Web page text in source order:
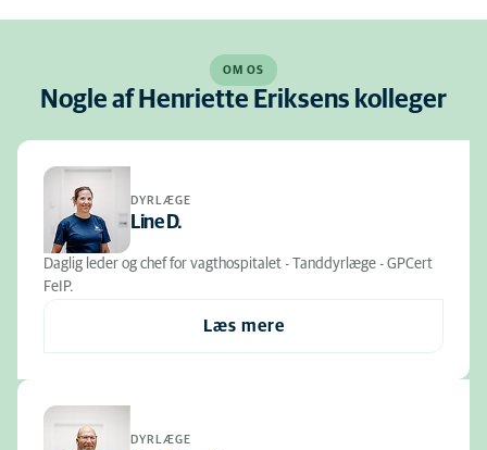
OM OS
Nogle af Henriette Eriksens kolleger
DYRLÆGE
Line D.
Daglig leder og chef for vagthospitalet - Tanddyrlæge - GPCert
FeIP.
Læs mere
DYRLÆGE